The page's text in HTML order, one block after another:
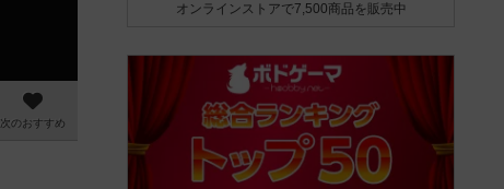
次のおすすめ
オンラインストアで7,500商品を販売中